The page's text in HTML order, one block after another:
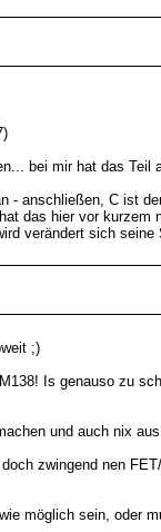
bei mir hat das Teil
- anschließen, C ist
das hier vor
verändert sich
;)
Is genauso zu
und auch nix
zwingend nen
möglich sein, oder